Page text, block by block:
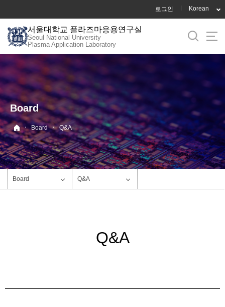
로
메
뉴
로그인 Korean
서울대학교 플라즈마응용연구실
Seoul National University
Plasma Application Laboratory
Board
· Board · Q&A
Board Q&A
Q&A